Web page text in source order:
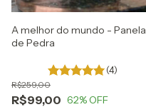
A melhor do mundo - Panela
de Pedra
(4)
R$99,00
R$259,00
62% OFF